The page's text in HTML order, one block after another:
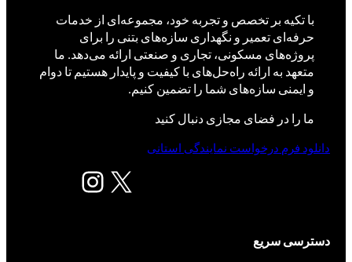
با تکیه بر تخصص و تجربه خود، مجموعه‌ای از خدمات
حرفه‌ای تعمیر و نگهداری سازه‌های بتنی را برای
پروژه‌های مسکونی، تجاری و صنعتی ارائه می‌دهد. ما
متعهد به ارائه راه‌حل‌های با کیفیت و پایدار هستیم تا دوام
و ایمنی سازه‌های شما را تضمین کنیم.
ما را در فضای مجازی دنبال کنید
X اینستاگرم
دانلود فرم درخواست نمایندگی استانی
دسترسی سریع